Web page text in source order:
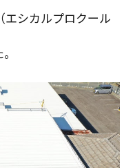
シカルプロクール